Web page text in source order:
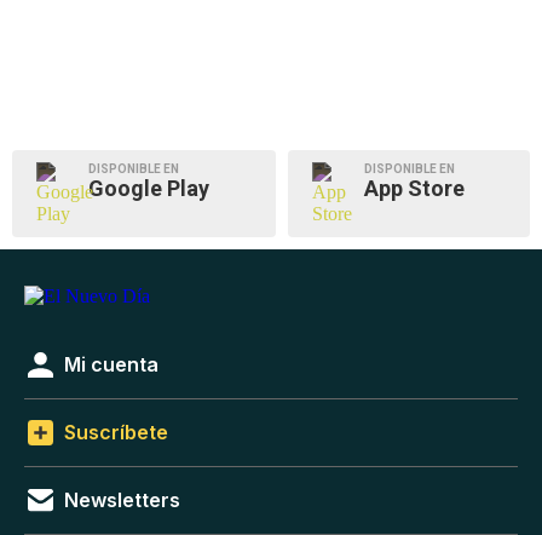
DISPONIBLE EN
Google Play
DISPONIBLE EN
App Store
Mi cuenta
Suscríbete
Newsletters